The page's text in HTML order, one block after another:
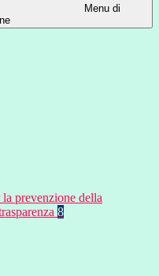
Menu di
prevenzione della
8